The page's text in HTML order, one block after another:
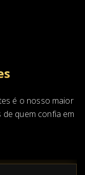
é o nosso maior
quem confia em